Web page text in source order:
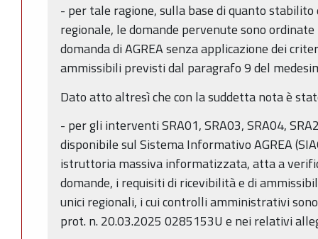
- per tale ragione, sulla base di quanto
regionale, le domande pervenute sono
domanda di AGREA senza applicazione dei
ammissibili previsti dal paragrafo 9 del
Dato atto altresì che con la suddetta nota è
- per gli interventi SRA01, SRA03, SRA04,
disponibile sul Sistema Informativo AGREA
istruttoria massiva informatizzata, atta a
domande, i requisiti di ricevibilità e di
unici regionali, i cui controlli amministrativi
prot. n. 20.03.2025 0285153U e nei relativi